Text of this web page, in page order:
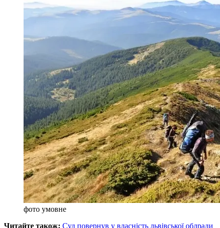
фото умовне
Читайте також: Суд повернув у власність львівської облради